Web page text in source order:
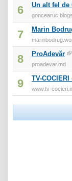
6 Un alt fel de
7 Marin
8 ProAdevăr
proadevar.md
9 TV-COCIERI
www.tv-